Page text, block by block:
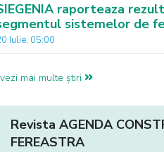
raporteaza
sistemelor de
Iulie, 05:00
vezi mai multe știri
Revista AGENDA
FEREASTRA